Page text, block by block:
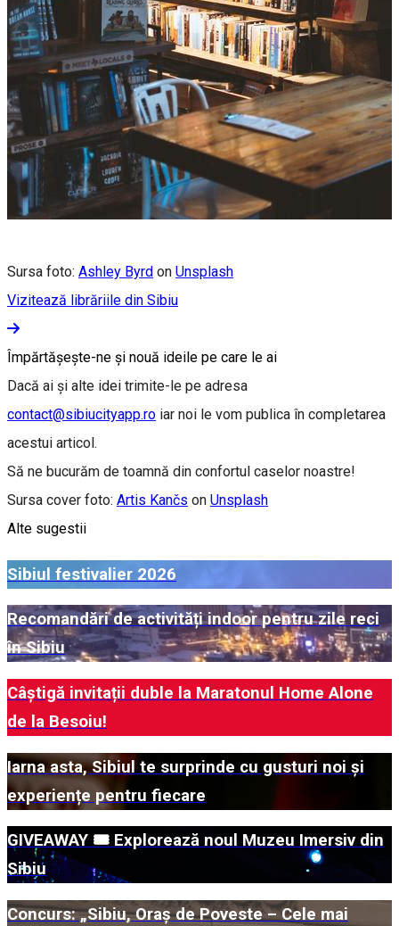
Sursa foto: Ashley Byrd on Unsplash
Vizitează librăriile din Sibiu
Împărtășește-ne și nouă ideile pe care le ai
Dacă ai și alte idei trimite-le pe adresa
contact@sibiucityapp.ro iar noi le vom publica în completarea
acestui articol.
Să ne bucurăm de toamnă din confortul caselor noastre!
Sursa cover foto: Artis Kančs on Unsplash
Alte sugestii
Sibiul festivalier 2026
Recomandări de activități indoor pentru zile reci
în Sibiu
Câștigă invitații duble la Maratonul Home Alone
de la Besoiu!
Iarna asta, Sibiul te surprinde cu gusturi noi și
experiențe pentru fiecare
GIVEAWAY 🎟️ Explorează noul Muzeu Imersiv din
Sibiu
Concurs: „Sibiu, Oraș de Poveste – Cele mai